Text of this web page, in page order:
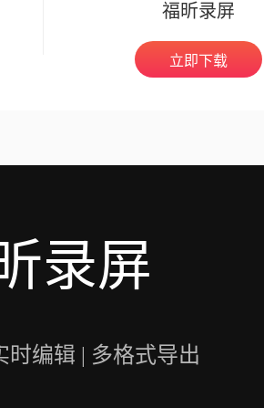
福昕录屏
立即下载
录屏
时编辑 | 多格式导出